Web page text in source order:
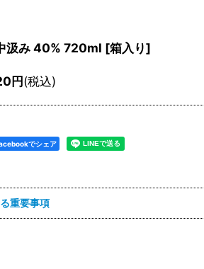
汲み 40% 720ml [箱入り]
円(税込)
でシェア
重要事項